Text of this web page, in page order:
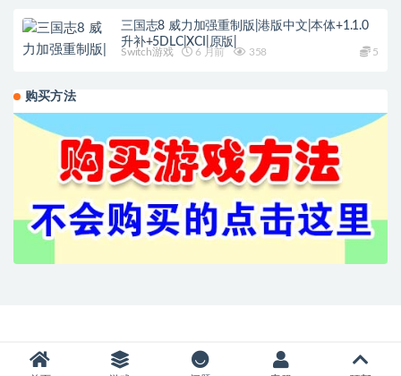
三国志8 威力加强重制版|港版中文|本体+1.1.0
升补+5DLC|XCI|原版|
Switch游戏 6 月前 358 5
购买方法